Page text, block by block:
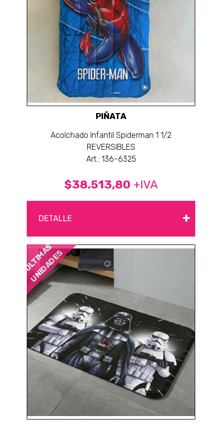
PIÑATA
Acolchado Infantil Spiderman 1 1/2
REVERSIBLES
Art.: 136-6325
$38.513,80 +IVA
DETALLE +
ÚLTIMAS
UNIDADES